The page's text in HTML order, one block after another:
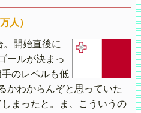
人）
開始直後に
ールが決まっ
のレベルも低
かわからんぞと思っていた
まったと。ま、こういうの